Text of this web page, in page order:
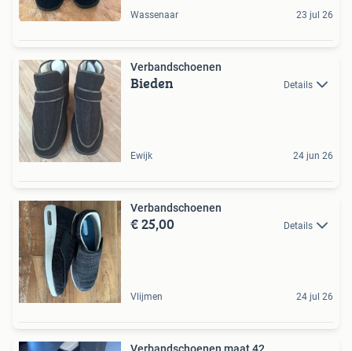
Wassenaar 23 jul 26
Verbandschoenen
Bieden Details
Ewijk 24 jun 26
Verbandschoenen
€ 25,00 Details
Vlijmen 24 jul 26
Verbandschoenen maat 42